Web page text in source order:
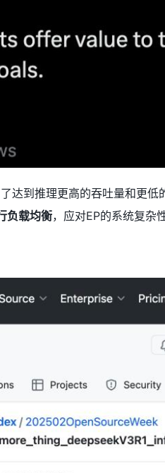
达到推理更高的吞吐量和更低
负载均衡，应对EP的系统复杂